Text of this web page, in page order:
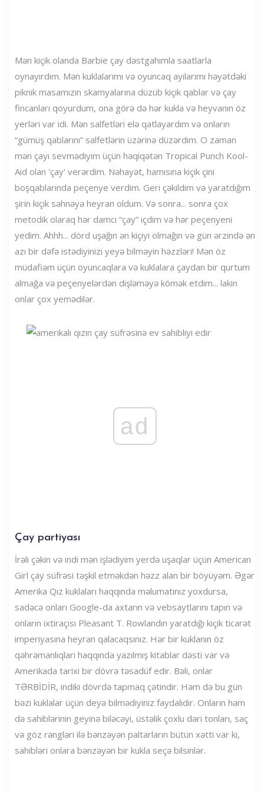
Mən kiçik olanda Barbie çay dəstgahımla saatlarla
oynayırdım. Mən kuklalarımı və oyuncaq ayılarımı həyətdəki
piknik masamızın skamyalarına düzüb kiçik qablar və çay
fincanları qoyurdum, ona görə də hər kukla və heyvanın öz
yerləri var idi. Mən salfetləri elə qatlayardım və onların
“gümüş qablarını” salfetlərin üzərinə düzərdim. O zaman
mən çayı sevmədiyim üçün həqiqətən Tropical Punch Kool-
Aid olan 'çay' verərdim. Nəhayət, hamısına kiçik çini
boşqablarında peçenye verdim. Geri çəkildim və yaratdığım
şirin kiçik səhnəyə heyran oldum. Və sonra... sonra çox
metodik olaraq hər damcı “çay” içdim və hər peçenyeni
yedim. Ahhh... dörd uşağın ən kiçiyi olmağın və gün ərzində ən
azı bir dəfə istədiyinizi yeyə bilməyin həzzləri! Mən öz
müdafiəm üçün oyuncaqlara və kuklalara çaydan bir qurtum
almağa və peçenyelərdən dişləməyə kömək etdim... lakin
onlar çox yemədilər.
ad
Çay partiyası
İrəli çəkin və indi mən işlədiyim yerdə uşaqlar üçün American
Girl çay süfrəsi təşkil etməkdən həzz alan bir böyüyəm. Əgər
Amerika Qız kuklaları haqqında məlumatınız yoxdursa,
sadəcə onları Google-da axtarın və vebsaytlarını tapın və
onların ixtiraçısı Pleasant T. Rowlandın yaratdığı kiçik ticarət
imperiyasına heyran qalacaqsınız. Hər bir kuklanın öz
qəhrəmanlıqları haqqında yazılmış kitablar dəsti var və
Amerikada tarixi bir dövrə təsadüf edir. Bəli, onlar
TƏRBİDİR, indiki dövrdə tapmaq çətindir. Həm də bu gün
bəzi kuklalar üçün deyə bilmədiyiniz faydalıdır. Onların həm
də sahiblərinin geyinə biləcəyi, üstəlik çoxlu dəri tonları, saç
və göz rəngləri ilə bənzəyən paltarların bütün xətti var ki,
sahibləri onlara bənzəyən bir kukla seçə bilsinlər.